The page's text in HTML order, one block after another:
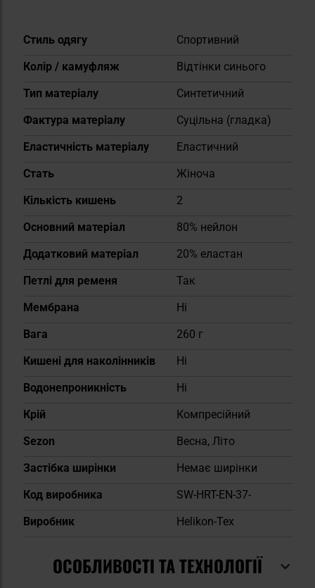
Докладніше
Стиль одягу
Спортивний
Колір / камуфляж
Відтінки синього
Тип матеріалу
Синтетичний
Фактура матеріалу
Суцільна (гладка)
Еластичність матеріалу
Еластичний
Cтать
Жіноча
Кількість кишень
2
Основний матеріал
80% нейлон
Додатковий матеріал
20% еластан
Петлі для ременя
Так
Мембрана
Ні
Вага
260 г
Кишені для наколінників
Ні
Водонепроникність
Ні
Крій
Компресійний
Sezon
Весна, Літо
Застібка ширінки
Немає ширінки
Код виробника
SW-HRT-EN-37-
Виробник
Helikon-Tex
ОСОБЛИВОСТІ ТА ТЕХНОЛОГІЇ